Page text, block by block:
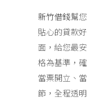
新竹借錢幫
貼心的貸款
面，給您最
格為基準，
當票開立、
節，全程透